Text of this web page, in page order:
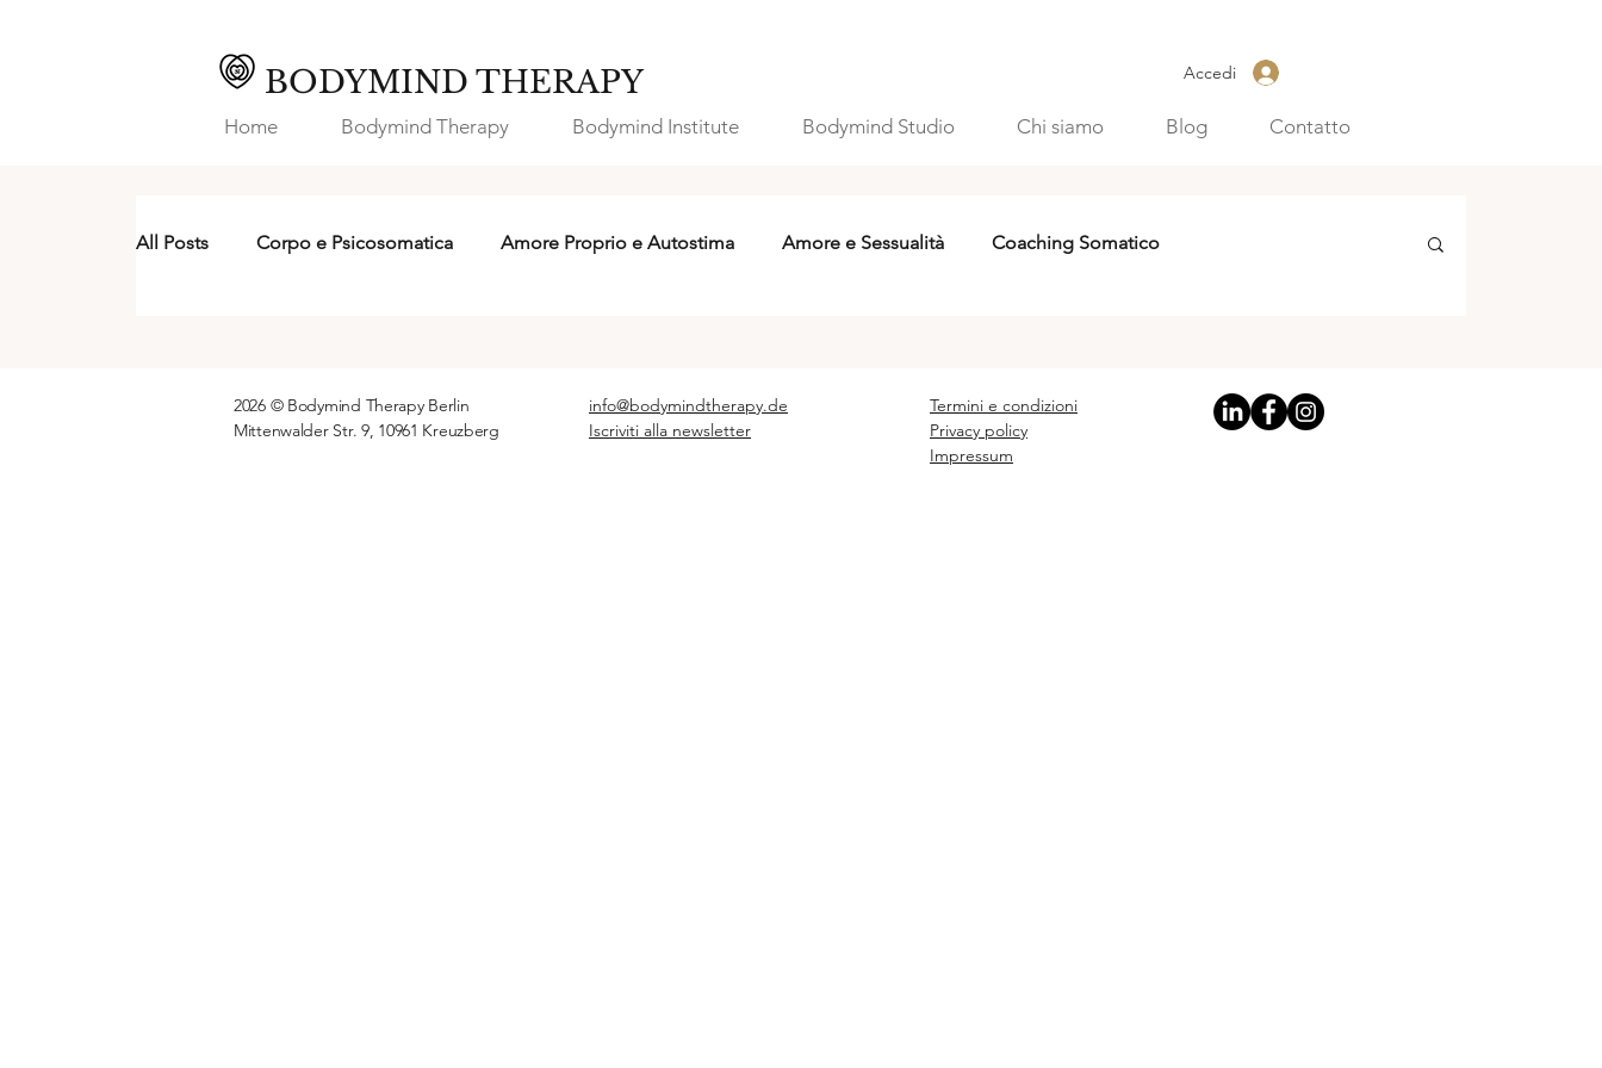
BODYMIND THERAPY
Home Bodymind Therapy Bodymind Institute Bodymind Studio Chi siamo Blog Contatto
Accedi
All Posts Corpo e Psicosomatica Amore Proprio e Autostima Amore e Sessualità Coaching Somatico
2026 © Bodymind Therapy Berlin
Mittenwalder Str. 9, 10961 Kreuzberg
info@bodymindtherapy.de
Iscriviti alla newsletter
Termini e condizioni
Privacy policy
Impressum